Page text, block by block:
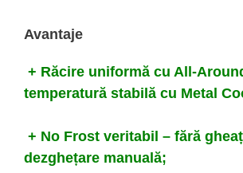
Avantaje
+ Răcire uniformă cu All-
temperatură stabilă cu Metal
+ No Frost veritabil – fără
dezghețare manuală;